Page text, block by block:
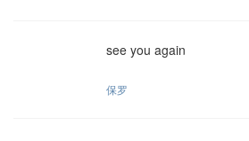
see you again
保罗